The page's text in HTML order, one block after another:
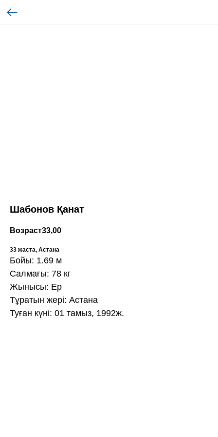
Шабонов Қанат
Возраст33,00
33 жаста, Астана
Бойы: 1.69 м
Салмағы: 78 кг
Жынысы: Ер
Тұратын жері: Астана
Туған күні: 01 тамыз, 1992ж.